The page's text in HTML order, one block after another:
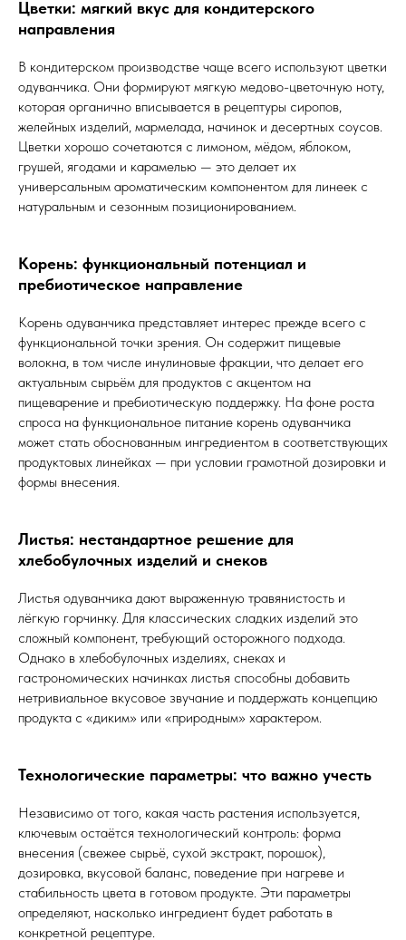
Цветки: мягкий вкус для кондитерского
направления
В кондитерском производстве чаще всего используют цветки
одуванчика. Они формируют мягкую медово-цветочную ноту,
которая органично вписывается в рецептуры сиропов,
желейных изделий, мармелада, начинок и десертных соусов.
Цветки хорошо сочетаются с лимоном, мёдом, яблоком,
грушей, ягодами и карамелью — это делает их
универсальным ароматическим компонентом для линеек с
натуральным и сезонным позиционированием.
Корень: функциональный потенциал и
пребиотическое направление
Корень одуванчика представляет интерес прежде всего с
функциональной точки зрения. Он содержит пищевые
волокна, в том числе инулиновые фракции, что делает его
актуальным сырьём для продуктов с акцентом на
пищеварение и пребиотическую поддержку. На фоне роста
спроса на функциональное питание корень одуванчика
может стать обоснованным ингредиентом в соответствующих
продуктовых линейках — при условии грамотной дозировки и
формы внесения.
Листья: нестандартное решение для
хлебобулочных изделий и снеков
Листья одуванчика дают выраженную травянистость и
лёгкую горчинку. Для классических сладких изделий это
сложный компонент, требующий осторожного подхода.
Однако в хлебобулочных изделиях, снеках и
гастрономических начинках листья способны добавить
нетривиальное вкусовое звучание и поддержать концепцию
продукта с «диким» или «природным» характером.
Технологические параметры: что важно учесть
Независимо от того, какая часть растения используется,
ключевым остаётся технологический контроль: форма
внесения (свежее сырьё, сухой экстракт, порошок),
дозировка, вкусовой баланс, поведение при нагреве и
стабильность цвета в готовом продукте. Эти параметры
определяют, насколько ингредиент будет работать в
конкретной рецептуре.